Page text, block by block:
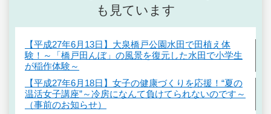
も見ています
【平成27年6月13日】大泉橋戸公園水田で田植え体
験！～「橋戸田んぼ」の風景を復元した水田で小学生
が稲作体験～
【平成27年6月18日】女子の健康づくりを応援！“夏の
温活女子講座”～冷房になんて負けてられないのです～
（事前のお知らせ）